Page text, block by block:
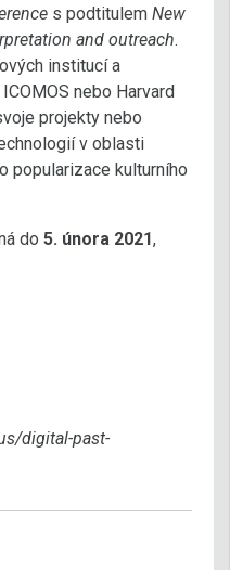
s podtitulem New
and outreach.
institucí a
nebo Harvard
projekty nebo
v oblasti
popularizace kulturního
do 5. února 2021,
digital-past-